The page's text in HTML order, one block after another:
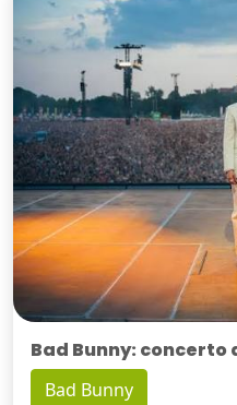
Bad Bunny:
Bad Bunny